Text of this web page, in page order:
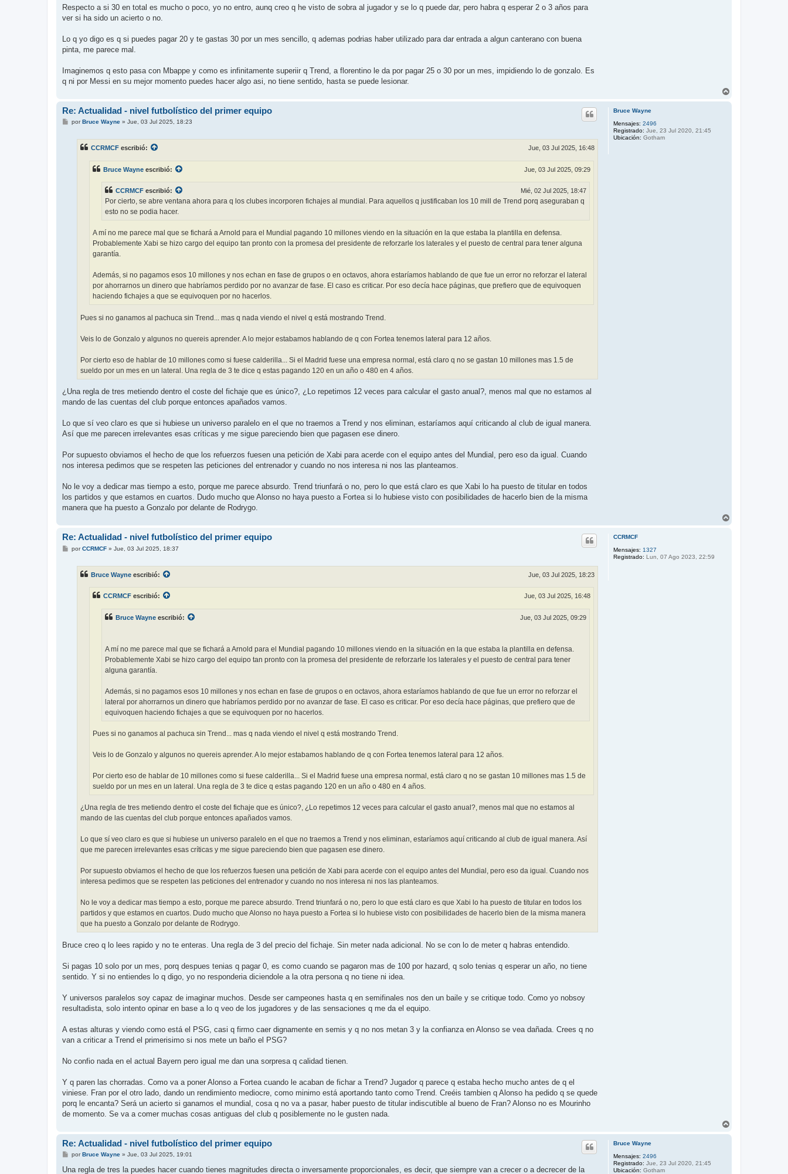
Respecto a si 30 en total es mucho o poco, yo no entro, aunq creo q he visto de sobra al jugador y se lo q puede dar, pero habra q esperar 2 o 3 años para
ver si ha sido un acierto o no.
Lo q yo digo es q si puedes pagar 20 y te gastas 30 por un mes sencillo, q ademas podrias haber utilizado para dar entrada a algun canterano con buena
pinta, me parece mal.
Imaginemos q esto pasa con Mbappe y como es infinitamente superiir q Trend, a florentino le da por pagar 25 o 30 por un mes, impidiendo lo de gonzalo. Es
q ni por Messi en su mejor momento puedes hacer algo asi, no tiene sentido, hasta se puede lesionar.
Bruce Wayne
Mensajes: 2496
Registrado: Jue, 23 Jul 2020, 21:45
Ubicación: Gotham
Re: Actualidad - nivel futbolístico del primer equipo
MporBruce Wayne» Jue, 03 Jul 2025, 18:23
CCRMCF escribió: Jue, 03 Jul 2025, 16:48
Bruce Wayne escribió: Jue, 03 Jul 2025, 09:29
CCRMCF escribió: Mié, 02 Jul 2025, 18:47
Por cierto, se abre ventana ahora para q los clubes incorporen fichajes al mundial. Para aquellos q justificaban los 10 mill de Trend porq aseguraban q
esto no se podia hacer.
A mí no me parece mal que se fichará a Arnold para el Mundial pagando 10 millones viendo en la situación en la que estaba la plantilla en defensa.
Probablemente Xabi se hizo cargo del equipo tan pronto con la promesa del presidente de reforzarle los laterales y el puesto de central para tener alguna
garantía.
Además, si no pagamos esos 10 millones y nos echan en fase de grupos o en octavos, ahora estaríamos hablando de que fue un error no reforzar el lateral
por ahorrarnos un dinero que habríamos perdido por no avanzar de fase. El caso es criticar. Por eso decía hace páginas, que prefiero que de equivoquen
haciendo fichajes a que se equivoquen por no hacerlos.
Pues si no ganamos al pachuca sin Trend... mas q nada viendo el nivel q está mostrando Trend.
Veis lo de Gonzalo y algunos no quereis aprender. A lo mejor estabamos hablando de q con Fortea tenemos lateral para 12 años.
Por cierto eso de hablar de 10 millones como si fuese calderilla... Si el Madrid fuese una empresa normal, está claro q no se gastan 10 millones mas 1.5 de
sueldo por un mes en un lateral. Una regla de 3 te dice q estas pagando 120 en un año o 480 en 4 años.
¿Una regla de tres metiendo dentro el coste del fichaje que es único?, ¿Lo repetimos 12 veces para calcular el gasto anual?, menos mal que no estamos al
mando de las cuentas del club porque entonces apañados vamos.
Lo que sí veo claro es que si hubiese un universo paralelo en el que no traemos a Trend y nos eliminan, estaríamos aquí criticando al club de igual manera.
Así que me parecen irrelevantes esas críticas y me sigue pareciendo bien que pagasen ese dinero.
Por supuesto obviamos el hecho de que los refuerzos fuesen una petición de Xabi para acerde con el equipo antes del Mundial, pero eso da igual. Cuando
nos interesa pedimos que se respeten las peticiones del entrenador y cuando no nos interesa ni nos las planteamos.
No le voy a dedicar mas tiempo a esto, porque me parece absurdo. Trend triunfará o no, pero lo que está claro es que Xabi lo ha puesto de titular en todos
los partidos y que estamos en cuartos. Dudo mucho que Alonso no haya puesto a Fortea si lo hubiese visto con posibilidades de hacerlo bien de la misma
manera que ha puesto a Gonzalo por delante de Rodrygo.
CCRMCF
Mensajes: 1327
Registrado: Lun, 07 Ago 2023, 22:59
Re: Actualidad - nivel futbolístico del primer equipo
MporCCRMCF» Jue, 03 Jul 2025, 18:37
Bruce Wayne escribió: Jue, 03 Jul 2025, 18:23
CCRMCF escribió: Jue, 03 Jul 2025, 16:48
Bruce Wayne escribió: Jue, 03 Jul 2025, 09:29
A mí no me parece mal que se fichará a Arnold para el Mundial pagando 10 millones viendo en la situación en la que estaba la plantilla en defensa.
Probablemente Xabi se hizo cargo del equipo tan pronto con la promesa del presidente de reforzarle los laterales y el puesto de central para tener
alguna garantía.
Además, si no pagamos esos 10 millones y nos echan en fase de grupos o en octavos, ahora estaríamos hablando de que fue un error no reforzar el
lateral por ahorrarnos un dinero que habríamos perdido por no avanzar de fase. El caso es criticar. Por eso decía hace páginas, que prefiero que de
equivoquen haciendo fichajes a que se equivoquen por no hacerlos.
Pues si no ganamos al pachuca sin Trend... mas q nada viendo el nivel q está mostrando Trend.
Veis lo de Gonzalo y algunos no quereis aprender. A lo mejor estabamos hablando de q con Fortea tenemos lateral para 12 años.
Por cierto eso de hablar de 10 millones como si fuese calderilla... Si el Madrid fuese una empresa normal, está claro q no se gastan 10 millones mas 1.5 de
sueldo por un mes en un lateral. Una regla de 3 te dice q estas pagando 120 en un año o 480 en 4 años.
¿Una regla de tres metiendo dentro el coste del fichaje que es único?, ¿Lo repetimos 12 veces para calcular el gasto anual?, menos mal que no estamos al
mando de las cuentas del club porque entonces apañados vamos.
Lo que sí veo claro es que si hubiese un universo paralelo en el que no traemos a Trend y nos eliminan, estaríamos aquí criticando al club de igual manera. Así
que me parecen irrelevantes esas críticas y me sigue pareciendo bien que pagasen ese dinero.
Por supuesto obviamos el hecho de que los refuerzos fuesen una petición de Xabi para acerde con el equipo antes del Mundial, pero eso da igual. Cuando nos
interesa pedimos que se respeten las peticiones del entrenador y cuando no nos interesa ni nos las planteamos.
No le voy a dedicar mas tiempo a esto, porque me parece absurdo. Trend triunfará o no, pero lo que está claro es que Xabi lo ha puesto de titular en todos los
partidos y que estamos en cuartos. Dudo mucho que Alonso no haya puesto a Fortea si lo hubiese visto con posibilidades de hacerlo bien de la misma manera
que ha puesto a Gonzalo por delante de Rodrygo.
Bruce creo q lo lees rapido y no te enteras. Una regla de 3 del precio del fichaje. Sin meter nada adicional. No se con lo de meter q habras entendido.
Si pagas 10 solo por un mes, porq despues tenias q pagar 0, es como cuando se pagaron mas de 100 por hazard, q solo tenias q esperar un año, no tiene
sentido. Y si no entiendes lo q digo, yo no responderia diciendole a la otra persona q no tiene ni idea.
Y universos paralelos soy capaz de imaginar muchos. Desde ser campeones hasta q en semifinales nos den un baile y se critique todo. Como yo nobsoy
resultadista, solo intento opinar en base a lo q veo de los jugadores y de las sensaciones q me da el equipo.
A estas alturas y viendo como está el PSG, casi q firmo caer dignamente en semis y q no nos metan 3 y la confianza en Alonso se vea dañada. Crees q no
van a criticar a Trend el primerisimo si nos mete un baño el PSG?
No confio nada en el actual Bayern pero igual me dan una sorpresa q calidad tienen.
Y q paren las chorradas. Como va a poner Alonso a Fortea cuando le acaban de fichar a Trend? Jugador q parece q estaba hecho mucho antes de q el
viniese. Fran por el otro lado, dando un rendimiento mediocre, como minimo está aportando tanto como Trend. Creéis tambien q Alonso ha pedido q se quede
porq le encanta? Será un acierto si ganamos el mundial, cosa q no va a pasar, haber puesto de titular indiscutible al bueno de Fran? Alonso no es Mourinho
de momento. Se va a comer muchas cosas antiguas del club q posiblemente no le gusten nada.
Bruce Wayne
Mensajes: 2496
Registrado: Jue, 23 Jul 2020, 21:45
Ubicación: Gotham
Re: Actualidad - nivel futbolístico del primer equipo
M
n
porBruce Wayne» Jue, 03 Jul 2025, 19:01
Una regla de tres la puedes hacer cuando tienes magnitudes directa o inversamente proporcionales, es decir, que siempre van a crecer o a decrecer de la